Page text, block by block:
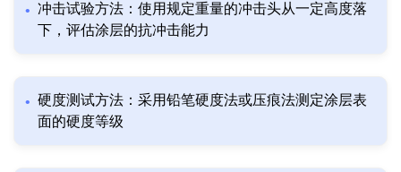
冲击试验方法：使用规定重量的冲击头从一定高度落
下，评估涂层的抗冲击能力
硬度测试方法：采用铅笔硬度法或压痕法测定涂层表
面的硬度等级